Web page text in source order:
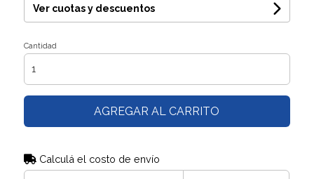
Ver cuotas y descuentos
Cantidad
AGREGAR AL CARRITO
Calculá el costo de envío